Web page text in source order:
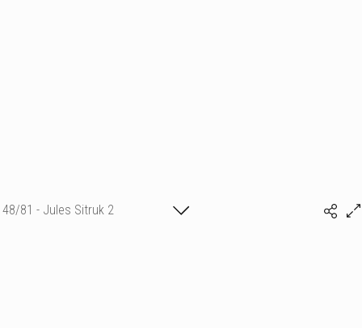
48/81 - Jules Sitruk 2
(c) matthieu camille colin